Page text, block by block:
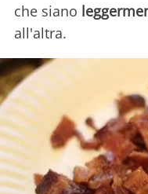
che siano
all'altra.